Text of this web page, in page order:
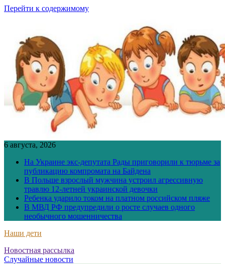
Перейти к содержимому
6 августа, 2026
На Украине экс-депутата Рады приговорили к тюрьме за
публикацию компромата на Байдена
В Польше взрослый мужчина устроил агрессивную
травлю 12-летней украинской девочки
Ребенка ударило током на платном российском пляже
В МВД РФ предупредили о росте случаев одного
необычного мошенничества
Наши дети
Новостная рассылка
Случайные новости